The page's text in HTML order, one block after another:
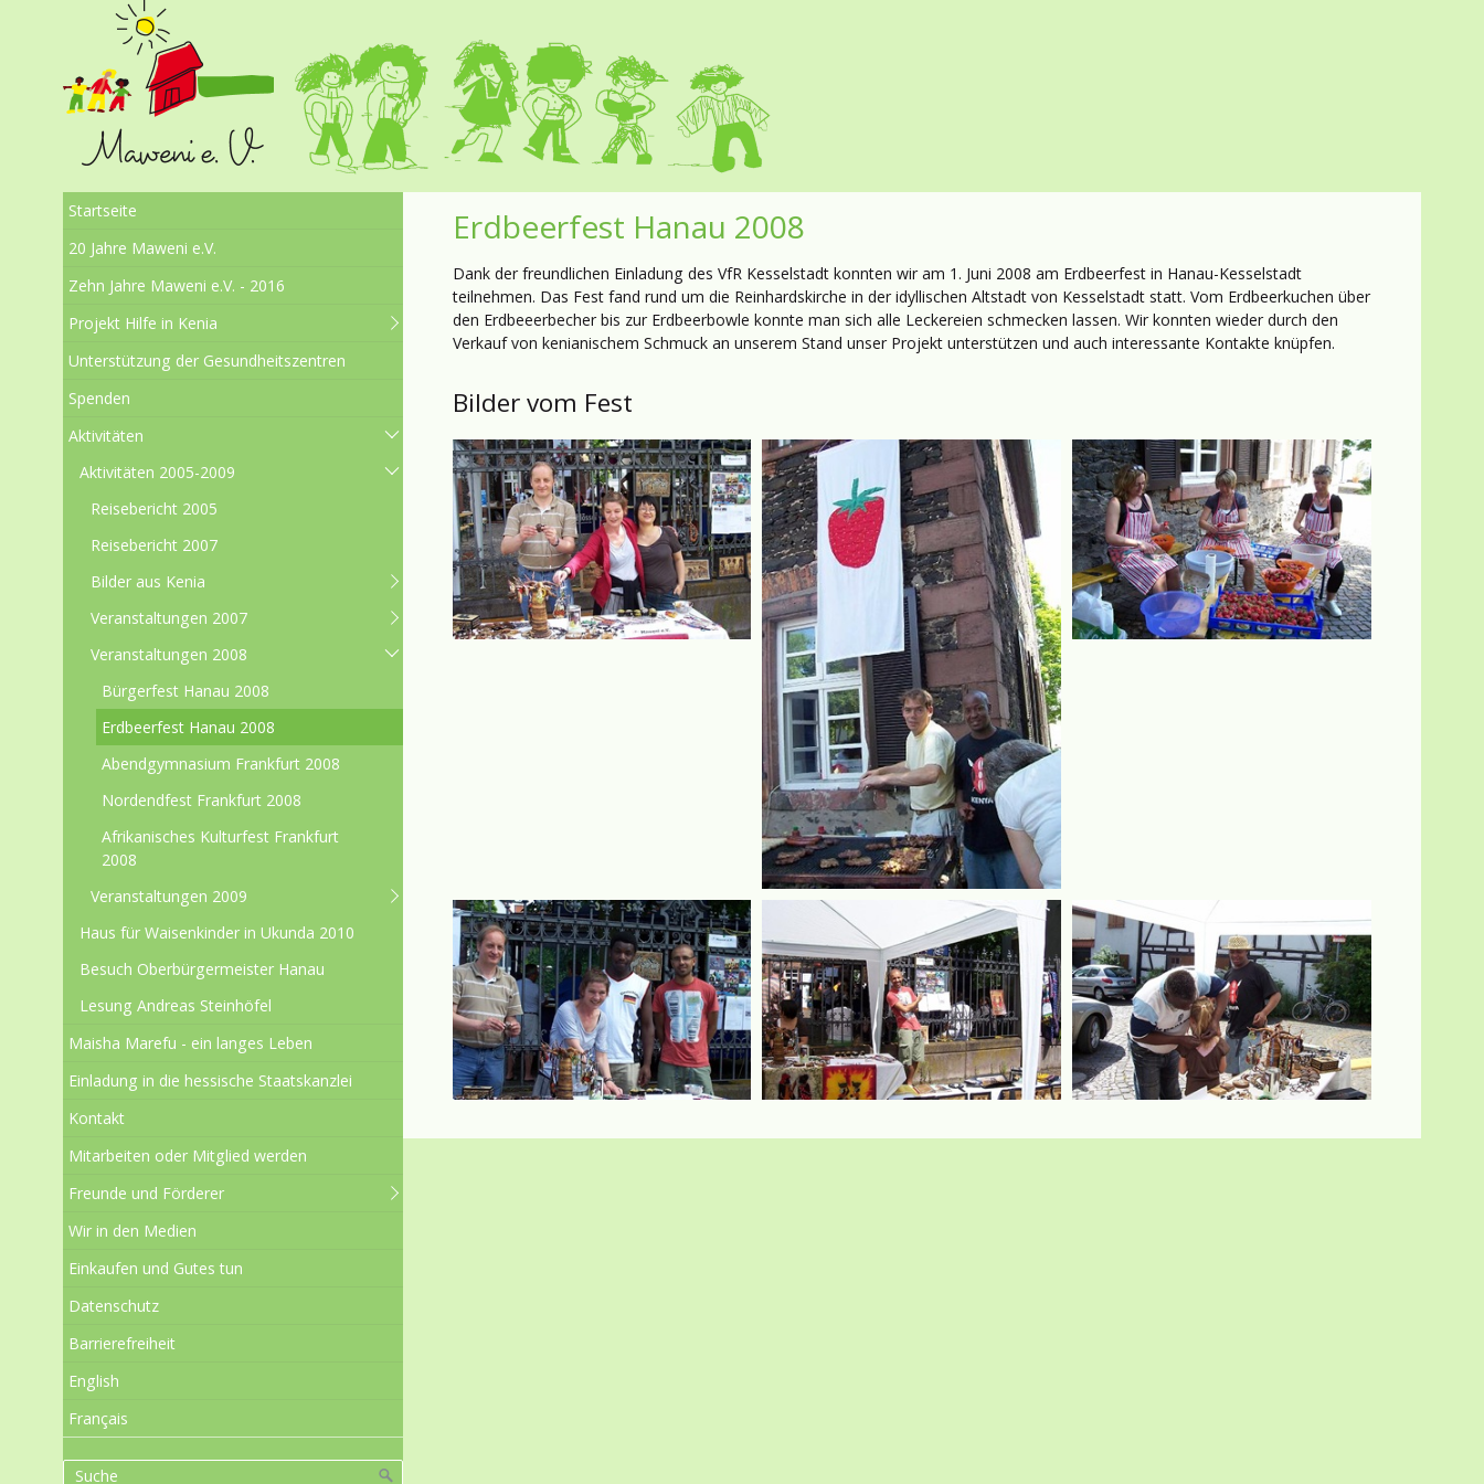
Startseite
20 Jahre Maweni e.V.
Zehn Jahre Maweni e.V. - 2016
Projekt Hilfe in Kenia
Unterstützung der Gesundheitszentren
Spenden
Aktivitäten
Aktivitäten 2005-2009
Reisebericht 2005
Reisebericht 2007
Bilder aus Kenia
Veranstaltungen 2007
Veranstaltungen 2008
Bürgerfest Hanau 2008
Erdbeerfest Hanau 2008
Abendgymnasium Frankfurt 2008
Nordendfest Frankfurt 2008
Afrikanisches Kulturfest Frankfurt
2008
Veranstaltungen 2009
Haus für Waisenkinder in Ukunda 2010
Besuch Oberbürgermeister Hanau
Lesung Andreas Steinhöfel
Maisha Marefu - ein langes Leben
Einladung in die hessische Staatskanzlei
Kontakt
Mitarbeiten oder Mitglied werden
Freunde und Förderer
Wir in den Medien
Einkaufen und Gutes tun
Datenschutz
Barrierefreiheit
English
Français
Erdbeerfest Hanau 2008
Dank der freundlichen Einladung des VfR Kesselstadt konnten wir am 1. Juni 2008 am Erdbeerfest in Hanau-Kesselstadt
teilnehmen. Das Fest fand rund um die Reinhardskirche in der idyllischen Altstadt von Kesselstadt statt. Vom Erdbeerkuchen über
den Erdbeeerbecher bis zur Erdbeerbowle konnte man sich alle Leckereien schmecken lassen. Wir konnten wieder durch den
Verkauf von kenianischem Schmuck an unserem Stand unser Projekt unterstützen und auch interessante Kontakte knüpfen.
Bilder vom Fest